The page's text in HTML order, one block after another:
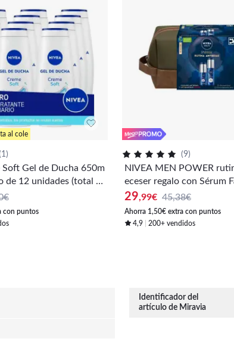
al cole
1)
Soft Gel de Ducha 650m
de 12 unidades (total 7,
con puntos
(9)
NIVEA MEN POWER
eceser regalo con Sérum
d y Crema hidratante
antimanchas y antiedad
29,99€ 45,38€
Ahorra 1,50€ extra con puntos
4,9
200+ vendidos
Identificador del
artículo de Miravia